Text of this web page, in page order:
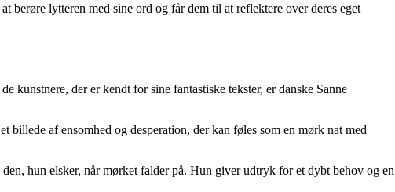
lytteren med sine ord og får dem til at reflektere over deres eget
kunstnere, der er kendt for sine fantastiske tekster, er danske Sanne
billede af ensomhed og desperation, der kan føles som en mørk nat med
hun elsker, når mørket falder på. Hun giver udtryk for et dybt behov og en